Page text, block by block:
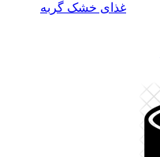
غذای خشک گربه